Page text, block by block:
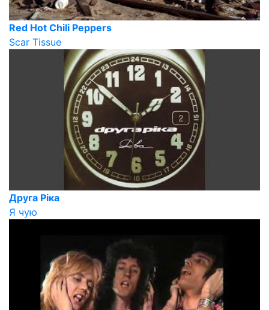
Red Hot Chili Peppers
Scar Tissue
Друга Ріка
Я чую